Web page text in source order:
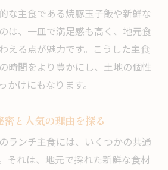
な主食である焼豚玉子飯や新鮮な
は、一皿で満足感も高く、地元食
える点が魅力です。こうした主食
時間をより豊かにし、土地の個性
けにもなります。
と人気の理由を探る
ランチ主食には、いくつかの共通
それは、地元で採れた新鮮な食材